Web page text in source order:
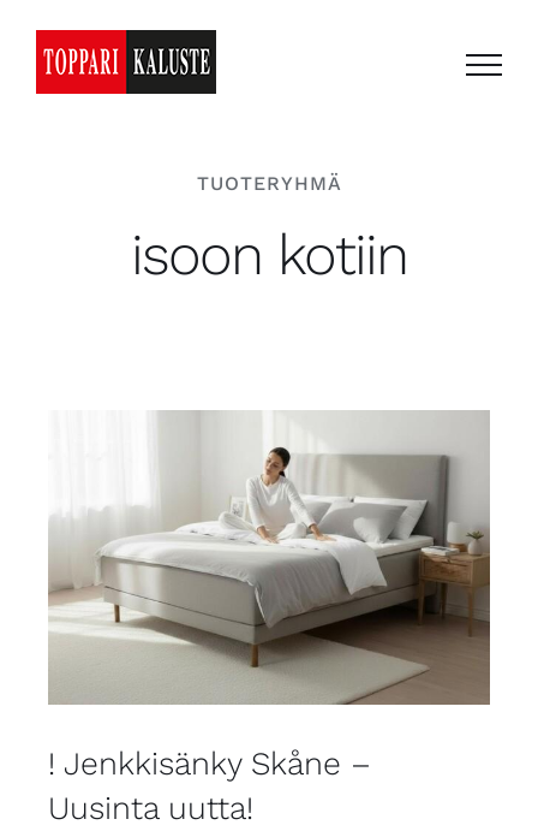
content
TUOTERYHMÄ
isoon kotiin
! Jenkkisänky Skåne –
Uusinta uutta!